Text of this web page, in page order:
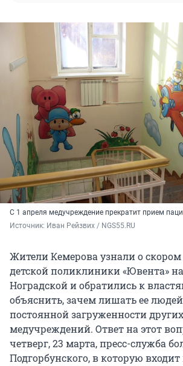
С 1 апреля медучреждение прекратит прием
Источник: Иван Рейзвих / NGS55.RU
Жители Кемерова узнали о
детской поликлиники «Ювента»
Ноградской и обратились к
объяснить, зачем лишать ее
постоянной загруженности других
медучреждений. Ответ на этот
четверг, 23 марта, пресс-служба
Подгорбунского, в которую